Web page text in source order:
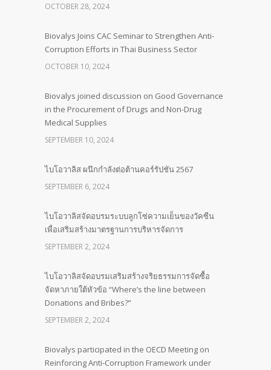
OCTOBER 28, 2024
Biovalys Joins CAC Seminar to Strengthen Anti-
Corruption Efforts in Thai Business Sector
OCTOBER 10, 2024
Biovalys joined discussion on Good Governance
in the Procurement of Drugs and Non-Drug
Medical Supplies
SEPTEMBER 10, 2024
ไบโอวาลิส ผนึกกำลังต่อต้านคอร์รัปชัน 2567
SEPTEMBER 6, 2024
ไบโอวาลิสจัดอบรมระบบลูกโซ่ความเย็นของวัคซีน
เพื่อเสริมสร้างมาตรฐานการบริหารจัดการ
SEPTEMBER 2, 2024
ไบโอวาลิสจัดอบรมเสริมสร้างจริยธรรมการจัดซื้อ
จัดหาภายใต้หัวข้อ “Where’s the line between
Donations and Bribes?”
SEPTEMBER 2, 2024
Biovalys participated in the OECD Meeting on
Reinforcing Anti-Corruption Framework under